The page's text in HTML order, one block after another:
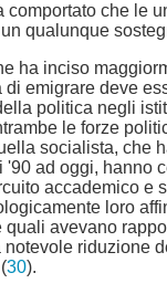
comportato che le
qualunque
ha inciso
di emigrare deve
politica negli
le forze
socialista, che
'90 ad oggi, hanno
accademico e
loro
quali avevano
riduzione
30).